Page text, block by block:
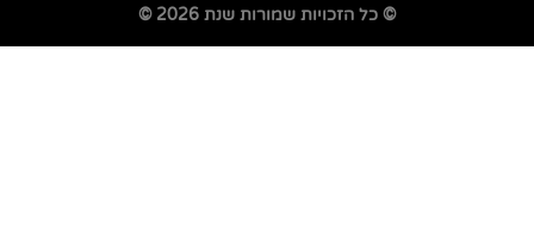
© כל הזכויות שמורות שנת 2026 ©